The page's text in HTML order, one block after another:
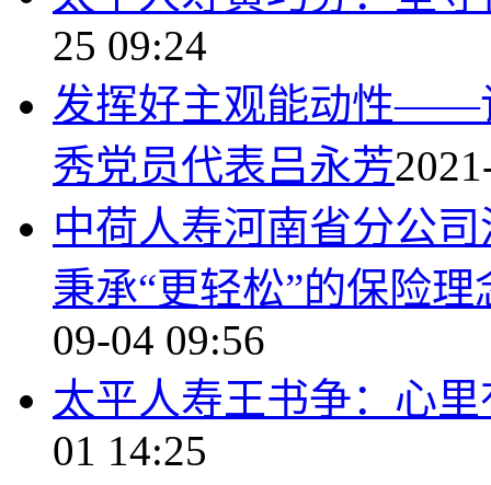
25 09:24
发挥好主观能动性——
秀党员代表吕永芳
中荷人寿河南省分公
秉承“更轻松”的保险
09-04 09:56
太平人寿王书争：心
01 14:25